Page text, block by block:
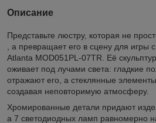
Описание
Представьте люстру, которая не
, а превращает его в сцену для игры
Atlanta MOD051PL-07TR. Её
оживает под лучами света: гладкие
отражают его, а стеклянные
создавая неповторимую атмосферу.
Хромированные детали придают
а 7 светодиодных ламп равномерно